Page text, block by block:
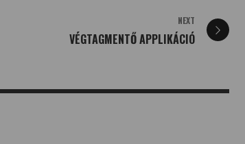
NEXT
VÉGTAGMENTŐ APPLIKÁCIÓ